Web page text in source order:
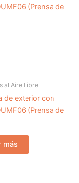
al Aire Libre
de exterior con
(Prensa de
más